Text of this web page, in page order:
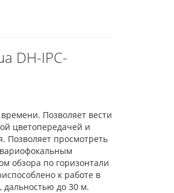
DH-IPC-
Позволяет вести
цветопередачей и
Позволяет просмотреть
обзора по горизонтали
к работе в
до 30 м.